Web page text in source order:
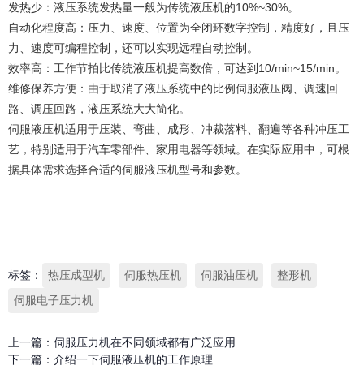
发热少：液压系统发热量一般为传统液压机的10%~30%。
自动化程度高：压力、速度、位置为全闭环数字控制，精度好，且压
力、速度可编程控制，还可以实现远程自动控制。
效率高：工作节拍比传统液压机提高数倍，可达到10/min~15/min。
维修保养方便：由于取消了液压系统中的比例伺服液压阀、调速回
路、调压回路，液压系统大大简化。
伺服液压机适用于压装、弯曲、成形、冲裁落料、翻遍等各种冲压工
艺，特别适用于汽车零部件、家用电器等领域。在实际应用中，可根
据具体需求选择合适的伺服液压机型号和参数。
标签： 热压成型机 伺服热压机 伺服油压机
整形机
伺服电子压力机
上一篇： 伺服压力机在不同领域都有广泛应用
下一篇： 介绍一下伺服液压机的工作原理